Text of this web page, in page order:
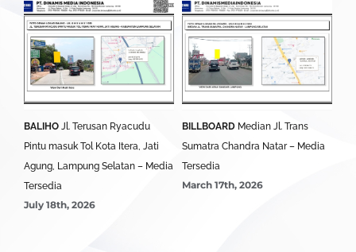
BALIHO Jl. Terusan Ryacudu
Pintu masuk Tol Kota Itera, Jati
Agung, Lampung Selatan – Media
Tersedia
July 18th, 2026
BILLBOARD Median Jl. Trans
Sumatra Chandra Natar – Media
Tersedia
March 17th, 2026